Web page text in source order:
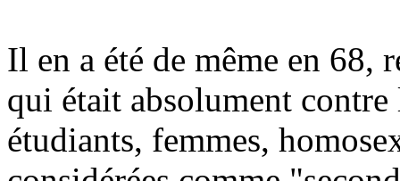
Il en a été de même en 68,
qui était absolument
étudiants, femmes,